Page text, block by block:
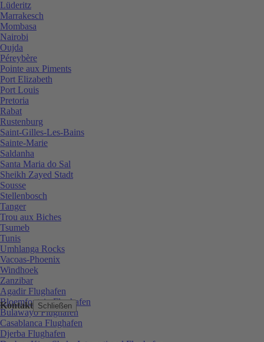
Kontakt Schließen
Lüderitz
Marrakesch
Mombasa
Nairobi
Oujda
Péreybère
Pointe aux Piments
Port Elizabeth
Port Louis
Pretoria
Rabat
Rustenburg
Saint-Gilles-Les-Bains
Sainte-Marie
Saldanha
Santa Maria do Sal
Sheikh Zayed Stadt
Sousse
Stellenbosch
Tanger
Trou aux Biches
Tsumeb
Tunis
Umhlanga Rocks
Vacoas-Phoenix
Windhoek
Zanzibar
Agadir Flughafen
Bloemfontein Flughafen
Bulawayo Flughafen
Casablanca Flughafen
Djerba Flughafen